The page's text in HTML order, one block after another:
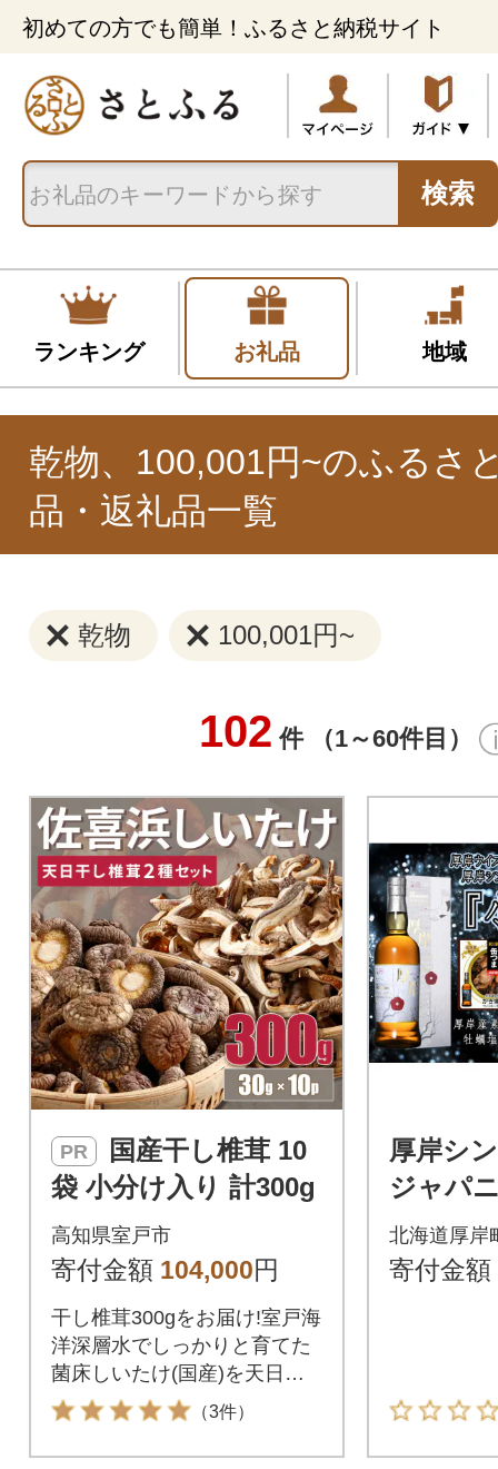
初めての方でも簡単！ふるさと納税サイト
検索
ランキング お礼品 地域
乾物、100,001円~のふるさ
品・返礼品一覧
乾物 100,001円~
102 件 （1～60件目）
PR
袋 小分け入り 計300g
高知県室戸市
寄付金額 104,000円
干し椎茸300gをお届け!室戸海
洋深層水でしっかりと育てた
菌床しいたけ(国産)を天日干
しにした干し椎茸(シイタケ)
です。30g×10袋の小分けセッ
トでお届けします。
（3件）
厚岸シ
ジャパ
キー小
種・ス
北海道厚岸
寄付金額